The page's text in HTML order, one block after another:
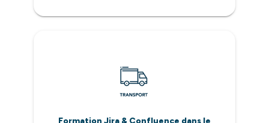
Formation Jira & Confluence dans le